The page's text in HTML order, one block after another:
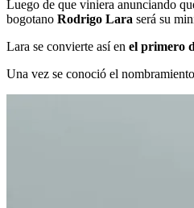
Luego de que viniera anunciando
bogotano Rodrigo Lara será su
Lara se convierte así en el primero
Una vez se conoció el